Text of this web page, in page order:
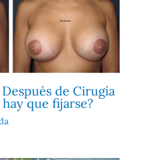
de Cirugía
que fijarse?